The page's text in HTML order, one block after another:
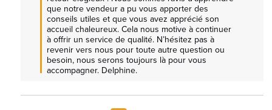
que notre vendeur a pu vous apporter des
conseils utiles et que vous avez apprécié son
accueil chaleureux. Cela nous motive à continuer
à offrir un service de qualité. N’hésitez pas à
revenir vers nous pour toute autre question ou
besoin, nous serons toujours là pour vous
accompagner. Delphine.